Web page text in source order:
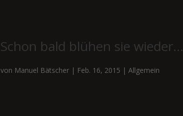
Schon bald blühen sie wieder…
von Manuel Bätscher | Feb. 16, 2015 |Allgemein